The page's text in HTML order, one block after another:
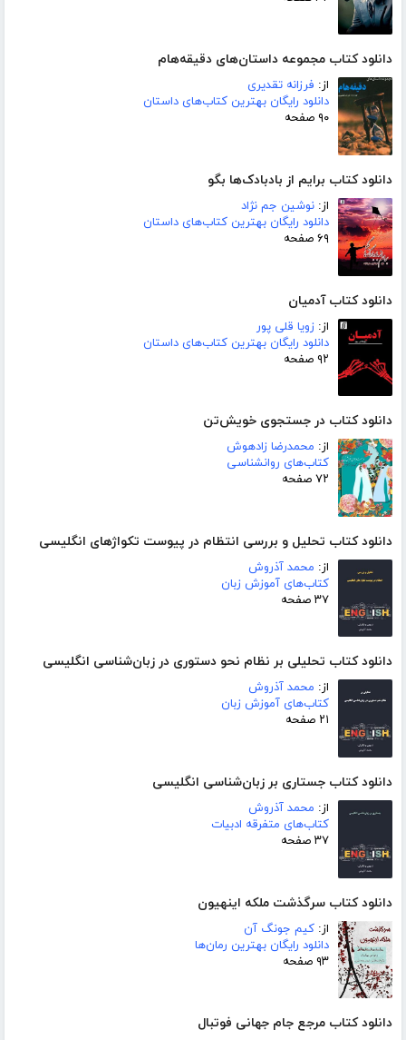
دانلود کتاب مجموعه داستان‌های دقیقه‌هام
از: فرزانه تقدیری
دانلود رایگان بهترین کتاب‌های داستان
۹۰ صفحه
دانلود کتاب برایم از بادبادک‌ها بگو
از: نوشین جم نژاد
دانلود رایگان بهترین کتاب‌های داستان
۶۹ صفحه
دانلود کتاب آدمیان
از: زویا قلی پور
دانلود رایگان بهترین کتاب‌های داستان
۹۲ صفحه
دانلود کتاب در جستجوی خویش‌تن
از: محمدرضا زادهوش
کتاب‌های روانشناسی
۷۲ صفحه
دانلود کتاب تحلیل و بررسی انتظام در پیوست تکواژهای انگلیسی
از: محمد آذروش
کتاب‌های آموزش زبان
۳۷ صفحه
دانلود کتاب تحلیلی بر نظام نحو دستوری در زبان‌شناسی انگلیسی
از: محمد آذروش
کتاب‌های آموزش زبان
۲۱ صفحه
دانلود کتاب جستاری بر زبان‌شناسی انگلیسی
از: محمد آذروش
کتاب‌های متفرقه ادبیات
۳۷ صفحه
دانلود کتاب سرگذشت ملکه اینهیون
از: کیم جونگ آن
دانلود رایگان بهترین رمان‌ها
۹۳ صفحه
دانلود کتاب مرجع جام جهانی فوتبال